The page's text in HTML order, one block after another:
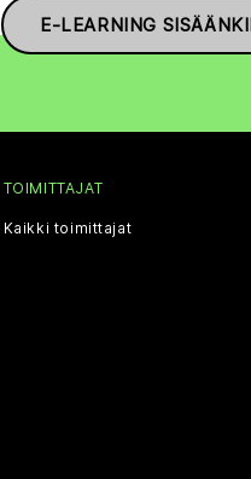
E-LEARNING
TOIMITTAJAT
Kaikki toimittajat